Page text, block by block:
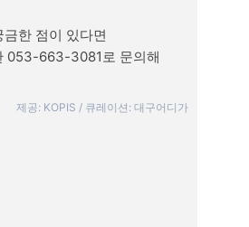
한 점이 있다면
053-663-3081로 문의해
제공: KOPIS / 큐레이션: 대구어디가